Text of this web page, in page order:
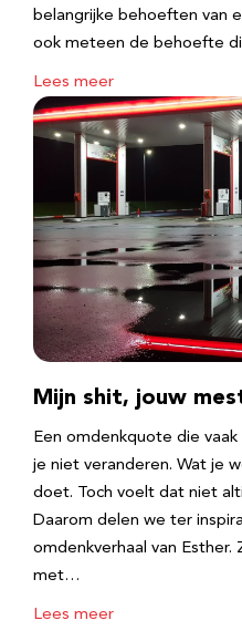
belangrijke behoeften van
ook meteen de behoefte
Lees meer
Mijn shit, jouw
Een omdenkquote die
je niet veranderen. Wat je
doet. Toch voelt dat niet
Daarom delen we ter
omdenkverhaal van
met…
Lees meer